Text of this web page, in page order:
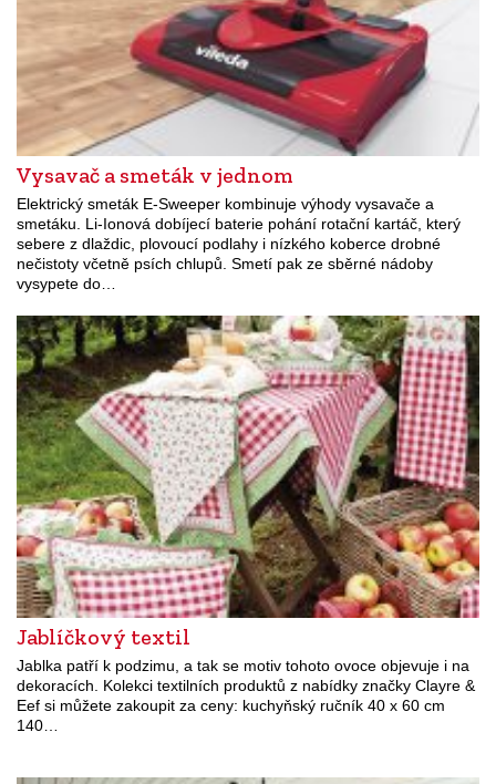
Vysavač a smeták v jednom
Elektrický smeták E-Sweeper kombinuje výhody vysavače a
smetáku. Li-Ionová dobíjecí baterie pohání rotační kartáč, který
sebere z dlaždic, plovoucí podlahy i nízkého koberce drobné
nečistoty včetně psích chlupů. Smetí pak ze sběrné nádoby
vysypete do…
Jablíčkový textil
Jablka patří k podzimu, a tak se motiv tohoto ovoce objevuje i na
dekoracích. Kolekci textilních produktů z nabídky značky Clayre &
Eef si můžete zakoupit za ceny: kuchyňský ručník 40 x 60 cm
140…